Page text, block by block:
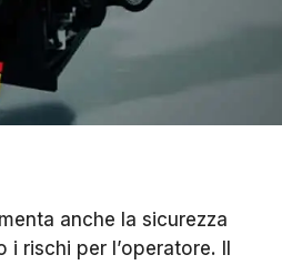
anche la sicurezza
rischi per l’operatore. Il